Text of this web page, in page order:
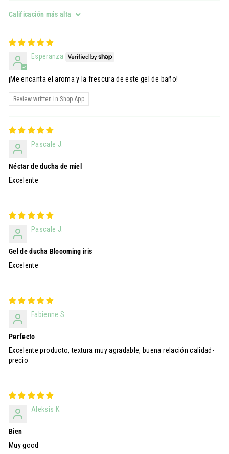
Sort by
Esperanza
¡Me encanta el aroma y la frescura de este gel de baño!
Review written in Shop App
Pascale J.
Néctar de ducha de miel
Excelente
Pascale J.
Gel de ducha Bloooming iris
Excelente
Fabienne S.
Perfecto
Excelente producto, textura muy agradable, buena relación calidad-
precio
Aleksis K.
Bien
Muy good